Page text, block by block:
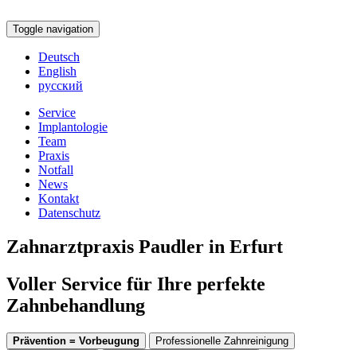
Toggle navigation
Deutsch
English
русский
Service
Implantologie
Team
Praxis
Notfall
News
Kontakt
Datenschutz
Zahnarztpraxis Paudler in Erfurt
Voller Service für Ihre perfekte
Zahnbehandlung
Prävention = Vorbeugung
Professionelle Zahnreinigung